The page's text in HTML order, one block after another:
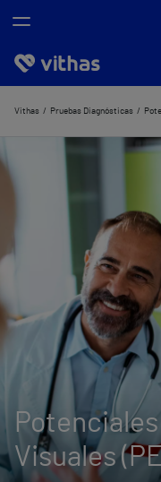
Nosotros
Equipo médico y
Información útil
Comunicación
Vithas Pruebas Diagnósticas
Visuales